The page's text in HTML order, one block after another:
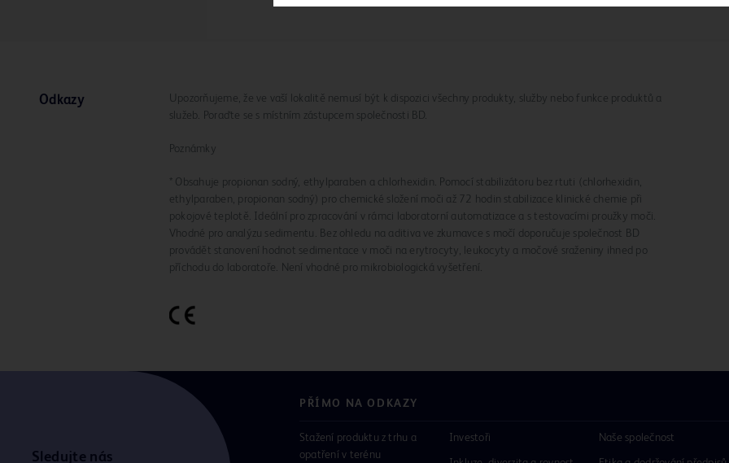
Odkazy
Upozorňujeme, že ve vaší lokalitě nemusí být k dispozici všechny produkty, služby nebo funkce produktů a
služeb. Poraďte se s místním zástupcem společnosti BD.
Poznámky
* Obsahuje propionan sodný, ethylparaben a chlorhexidin. Pomocí stabilizátoru bez rtuti (chlorhexidin,
ethylparaben, propionan sodný) pro chemické složení moči až 72 hodin stabilizace klinické chemie při
pokojové teplotě. Ideální pro zpracování v rámci laboratorní automatizace a s testovacími proužky moči.
Vhodné pro analýzu sedimentu. Bez ohledu na aditiva ve zkumavce s močí doporučuje společnost BD
provádět stanovení hodnot sedimentace v moči na erytrocyty, leukocyty a močové sraženiny ihned po
příchodu do laboratoře. Není vhodné pro mikrobiologická vyšetření.
Sledujte nás
PŘÍMO NA ODKAZY
Stažení produktu z trhu a
opatření v terénu
Investoři Naše společnost